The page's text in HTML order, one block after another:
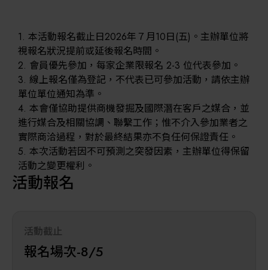
1. 本活動報名截止日2026年７月10日(五)。主辦單位將
視報名狀況提前或延後報名時間。
2. 會員優先參加，每家企業限報名 2-3 位代表參加。
3. 線上報名僅為登記，不代表已可參加活動，請依主辦
單位單位通知為準。
4. 本會僅協助提供商機發掘及國際潛在客戶之媒合，並
進行媒合及相關協調、聯繫工作；惟不介入參加業者之
實際商洽過程，對於最終結果亦不負任何保證責任。
5. 本次活動若因不可預測之突發因素，主辦單位得保留
活動之變更權利。
活動報名
活動截止
報名場次-8/5